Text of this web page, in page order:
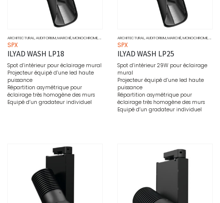
ARCHITECTURAL,AUDITORIUM,MARCHÉ,MONOCHROME,MUSÉO PROJECTEURS,SOURCE,WALL WASHER
SPX
ILYAD WASH LP18
Spot d’intérieur pour éclairage mural
Projecteur équipé d’une led haute
puissance
Répartition asymétrique pour
éclairage très homogène des murs
Equipé d’un gradateur individuel
ARCHITECTURAL,AUDITORIUM,MARCHÉ,MONOCHROME,MUSÉO
SPX
ILYAD WASH LP25
Spot d’intérieur 29W pour éclairage
mural
Projecteur équipé d’une led haute
puissance
Répartition asymétrique pour
éclairage très homogène des murs
Equipé d’un gradateur individuel